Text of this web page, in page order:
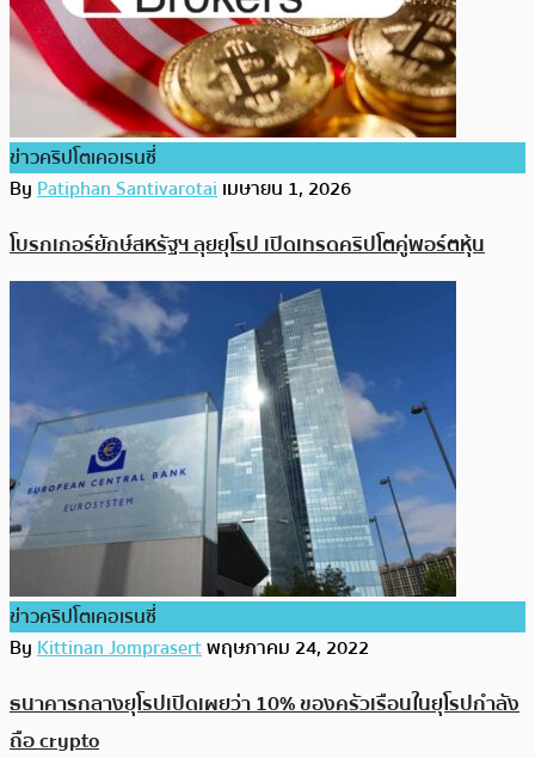
ข่าวคริปโตเคอเรนซี่
ByPatiphan Santivarotaiเมษายน 1, 2026
โบรกเกอร์ยักษ์สหรัฐฯ ลุยยุโรป เปิดเทรดคริปโตคู่พอร์ตหุ้น
ข่าวคริปโตเคอเรนซี่
ByKittinan Jomprasertพฤษภาคม 24, 2022
ธนาคารกลางยุโรปเปิดเผยว่า 10% ของครัวเรือนในยุโรปกำลัง
ถือ crypto